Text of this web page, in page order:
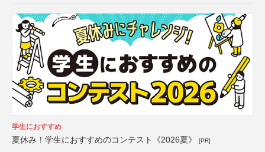
学生におすすめ
夏休み！学生におすすめのコンテスト《2026夏》 [PR]